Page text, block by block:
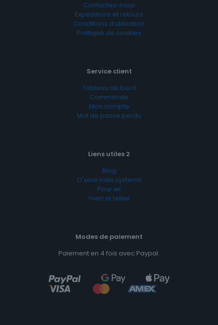
Contactez-nous
Expéditions et retours
Conditions d’utilisation
Politique de cookies
Service client
Tableau de bord
Commande
Mon compte
Mot de passe perdu
Liens utiles 2
Blog
O'xess nails systems
Pour iel
Yvert et tellier
Modes de paiement
Paiement en 4 fois avec Paypal.